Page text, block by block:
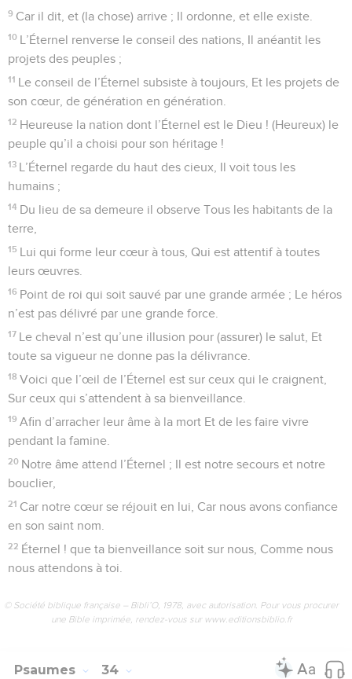
9 Car il dit, et (la chose) arrive ; Il ordonne, et elle existe.
10 L’Éternel renverse le conseil des nations, Il anéantit les
projets des peuples ;
11 Le conseil de l’Éternel subsiste à toujours, Et les projets de
son cœur, de génération en génération.
12 Heureuse la nation dont l’Éternel est le Dieu ! (Heureux) le
peuple qu’il a choisi pour son héritage !
13 L’Éternel regarde du haut des cieux, Il voit tous les
humains ;
14 Du lieu de sa demeure il observe Tous les habitants de la
terre,
15 Lui qui forme leur cœur à tous, Qui est attentif à toutes
leurs œuvres.
16 Point de roi qui soit sauvé par une grande armée ; Le héros
n’est pas délivré par une grande force.
17 Le cheval n’est qu’une illusion pour (assurer) le salut, Et
toute sa vigueur ne donne pas la délivrance.
18 Voici que l’œil de l’Éternel est sur ceux qui le craignent,
Sur ceux qui s’attendent à sa bienveillance.
19 Afin d’arracher leur âme à la mort Et de les faire vivre
pendant la famine.
20 Notre âme attend l’Éternel ; Il est notre secours et notre
bouclier,
21 Car notre cœur se réjouit en lui, Car nous avons confiance
en son saint nom.
22 Éternel ! que ta bienveillance soit sur nous, Comme nous
nous attendons à toi.
© Société biblique française – Bibli’O, 1978, avec autorisation. Pour vous procurer
une Bible imprimée, rendez-vous sur www.editionsbiblio.fr
Psaumes 34